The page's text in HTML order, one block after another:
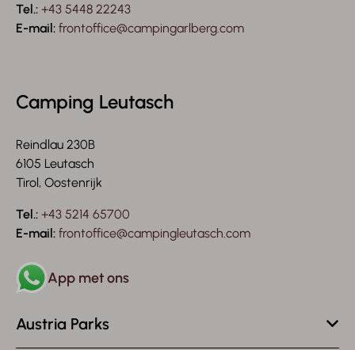
Tel.: +43 5448 22243
E-mail: frontoffice@campingarlberg.com
Camping Leutasch
Reindlau 230B
6105 Leutasch
Tirol, Oostenrijk
Tel.: +43 5214 65700
E-mail: frontoffice@campingleutasch.com
App met ons
Austria Parks